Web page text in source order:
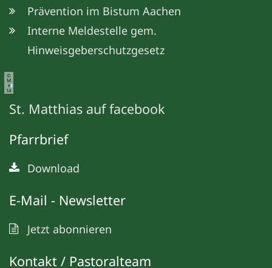
Prävention im Bistum Aachen
Interne Meldestelle gem.
Hinweisgeberschutzgesetz
©
M
e
ta
St. Matthias auf facebook
Pfarrbrief
Download
E-Mail - Newsletter
Jetzt abonnieren
Kontakt / Pastoralteam